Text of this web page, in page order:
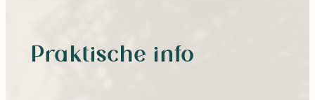
Praktische info